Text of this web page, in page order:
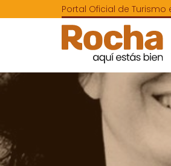
Portal Oficial de Turismo